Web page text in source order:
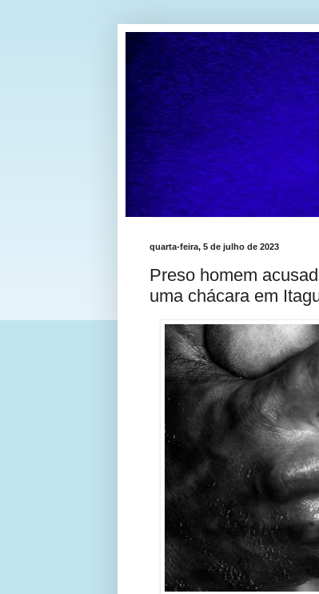
quarta-feira, 5 de julho de 2023
Preso homem
uma chácara em